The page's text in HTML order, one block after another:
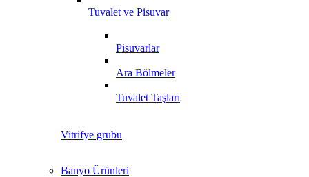
Tuvalet ve Pisuvar
Pisuvarlar
Ara Bölmeler
Tuvalet Taşları
Vitrifye grubu
Banyo Ürünleri